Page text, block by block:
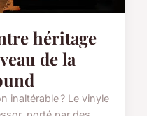
héritage
de la
inaltérable ? Le vinyle